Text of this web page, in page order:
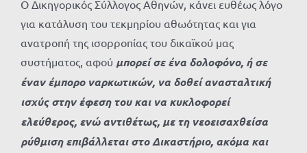
O Δικηγορικός Σύλλογος Αθηνών, κάνει ευθέως λόγο
για κατάλυση του τεκμηρίου αθωότητας και για
ανατροπή της ισορροπίας του δικαϊκού μας
συστήματος, αφού μπορεί σε ένα δολοφόνο, ή σε
έναν έμπορο ναρκωτικών, να δοθεί ανασταλτική
ισχύς στην έφεση του και να κυκλοφορεί
ελεύθερος, ενώ αντιθέτως, με τη νεοεισαχθείσα
ρύθμιση επιβάλλεται στο Δικαστήριο, ακόμα και